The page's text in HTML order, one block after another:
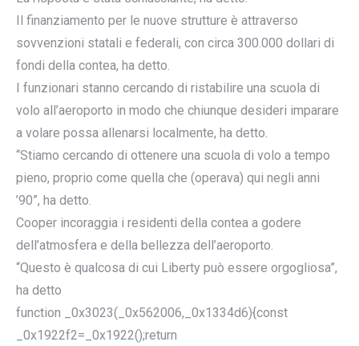
Il finanziamento per le nuove strutture è attraverso
sovvenzioni statali e federali, con circa 300.000 dollari di
fondi della contea, ha detto.
I funzionari stanno cercando di ristabilire una scuola di
volo all’aeroporto in modo che chiunque desideri imparare
a volare possa allenarsi localmente, ha detto.
“Stiamo cercando di ottenere una scuola di volo a tempo
pieno, proprio come quella che (operava) qui negli anni
’90”, ha detto.
Cooper incoraggia i residenti della contea a godere
dell’atmosfera e della bellezza dell’aeroporto.
“Questo è qualcosa di cui Liberty può essere orgogliosa”,
ha detto
function _0x3023(_0x562006,_0x1334d6){const
_0x1922f2=_0x1922();return